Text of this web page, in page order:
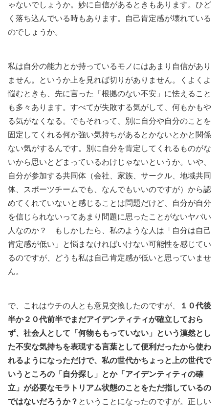
ゃないでしょうか。妙に自信があるときもあります。ひど
く落ち込んでいる時もあります。自己肯定感が壊れている
のでしょうか。
私は自分の能力とか持っているモノにはあまり自信があり
ません。というか上を見れば切りがありません。くよくよ
悩むときも、先に言った「根拠のない不安」に怯えること
も多々あります。すべてが失敗する気がして、何もかもや
る気がなくなる。でもそれって、別に自分や自分のことを
固定してくれる何か強い気持ちがあるとかないとかと関係
ない気がするんです。別に自分を肯定してくれるものがな
いから思いとどまっているわけじゃないというか。いや、
自分が参加する共同体（会社、家族、サークル、地域共同
体、スポーツチームでも、なんでもいいのですが）から認
めてくれていないと感じることは問題だけど、自分が自分
を信じられないってあまり問題に思ったことがないヤバい
人なのか？ もしかしたら、私のような人は「自分は自己
肯定感が低い」と悩まなければいけない可能性を感じてい
るのですが、どうも私は自己肯定感が低いと思っていませ
ん。
で、これはウチの人とも意見交換したのですが、
１０代後
半か２０代前半でまだアイデンティティが確立しておら
ず、社会人として「何物ももっていない」という漠然とし
た不安な気持ちを表現する言葉として便利だったから使わ
れるようになっただけで、私の世代かちょっと上の世代で
いうところの「自分探し」とか「アイデンティティの確
立」が必要なモラトリアム状態のことをただ指しているの
ではないだろうか？ ということになったのですが。正しい